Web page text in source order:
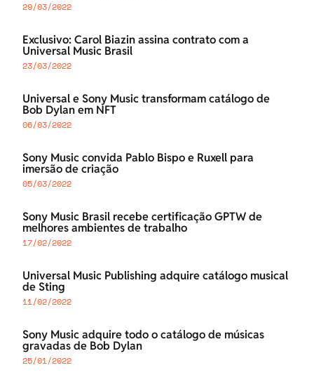
29/03/2022
Exclusivo: Carol Biazin assina contrato com a
Universal Music Brasil
23/03/2022
Universal e Sony Music transformam catálogo de
Bob Dylan em NFT
06/03/2022
Sony Music convida Pablo Bispo e Ruxell para
imersão de criação
05/03/2022
Sony Music Brasil recebe certificação GPTW de
melhores ambientes de trabalho
17/02/2022
Universal Music Publishing adquire catálogo musical
de Sting
11/02/2022
Sony Music adquire todo o catálogo de músicas
gravadas de Bob Dylan
25/01/2022